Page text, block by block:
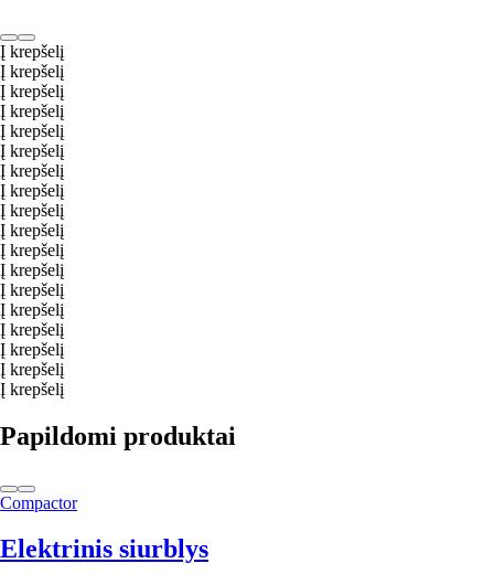
Į krepšelį
Į krepšelį
Į krepšelį
Į krepšelį
Į krepšelį
Į krepšelį
Į krepšelį
Į krepšelį
Į krepšelį
Į krepšelį
Į krepšelį
Į krepšelį
Į krepšelį
Į krepšelį
Į krepšelį
Į krepšelį
Į krepšelį
Į krepšelį
Papildomi produktai
Compactor
Elektrinis siurblys